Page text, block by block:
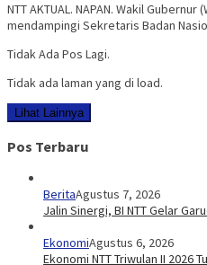
NTT AKTUAL. NAPAN. Wakil
mendampingi Sekretaris Badan
Tidak Ada Pos Lagi.
Tidak ada laman yang di load.
Lihat Lainnya
Pos Terbaru
BeritaAgustus 7, 2026
Jalin Sinergi, BI NTT Gelar
EkonomiAgustus 6, 2026
Ekonomi NTT Triwulan II 2026